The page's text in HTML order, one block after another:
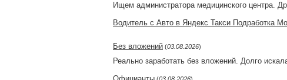
Ищем администратора медицинского центра.
Водитель с Авто в Яндекс Такси Подработка
Без вложений (03.08.2026)
Реально заработать без вложений. Долго